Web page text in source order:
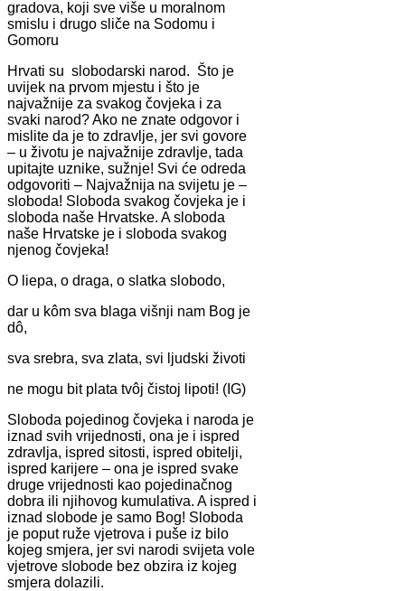
gradova, koji sve više u moralnom
smislu i drugo sliče na Sodomu i
Gomoru
Hrvati su slobodarski narod. Što je
uvijek na prvom mjestu i što je
najvažnije za svakog čovjeka i za
svaki narod? Ako ne znate odgovor i
mislite da je to zdravlje, jer svi govore
– u životu je najvažnije zdravlje, tada
upitajte uznike, sužnje! Svi će odreda
odgovoriti – Najvažnija na svijetu je –
sloboda! Sloboda svakog čovjeka je i
sloboda naše Hrvatske. A sloboda
naše Hrvatske je i sloboda svakog
njenog čovjeka!
O liepa, o draga, o slatka slobodo,
dar u kôm sva blaga višnji nam Bog je
dô,
sva srebra, sva zlata, svi ljudski životi
ne mogu bit plata tvôj čistoj lipoti! (IG)
Sloboda pojedinog čovjeka i naroda je
iznad svih vrijednosti, ona je i ispred
zdravlja, ispred sitosti, ispred obitelji,
ispred karijere – ona je ispred svake
druge vrijednosti kao pojedinačnog
dobra ili njihovog kumulativa. A ispred i
iznad slobode je samo Bog! Sloboda
je poput ruže vjetrova i puše iz bilo
kojeg smjera, jer svi narodi svijeta vole
vjetrove slobode bez obzira iz kojeg
smjera dolazili.